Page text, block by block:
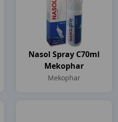
Nasol Spray C70ml
Mekophar
Mekophar